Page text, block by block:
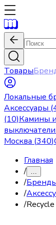
Товары
Локальные
Аксессуары
(10)Камины
Москва (340)
Главная
/ …
/
/
/